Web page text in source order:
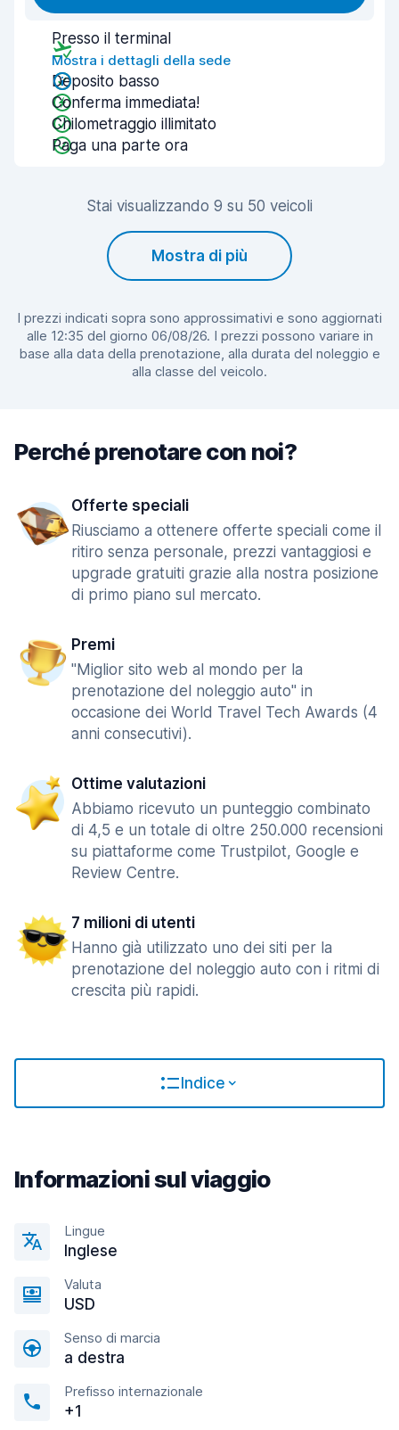
Presso il terminal
Mostra i dettagli della sede
Deposito basso
Conferma immediata!
Chilometraggio illimitato
Paga una parte ora
Stai visualizzando 9 su 50 veicoli
Mostra di più
I prezzi indicati sopra sono approssimativi e sono aggiornati
alle 12:35 del giorno 06/08/26. I prezzi possono variare in
base alla data della prenotazione, alla durata del noleggio e
alla classe del veicolo.
Perché prenotare con noi?
Offerte speciali
Riusciamo a ottenere offerte speciali come il
ritiro senza personale, prezzi vantaggiosi e
upgrade gratuiti grazie alla nostra posizione
di primo piano sul mercato.
Premi
"Miglior sito web al mondo per la
prenotazione del noleggio auto" in
occasione dei World Travel Tech Awards (4
anni consecutivi).
Ottime valutazioni
Abbiamo ricevuto un punteggio combinato
di 4,5 e un totale di oltre 250.000 recensioni
su piattaforme come Trustpilot, Google e
Review Centre.
7 milioni di utenti
Hanno già utilizzato uno dei siti per la
prenotazione del noleggio auto con i ritmi di
crescita più rapidi.
Indice
Informazioni sul viaggio
Lingue
Inglese
Valuta
USD
Senso di marcia
a destra
Prefisso internazionale
+1